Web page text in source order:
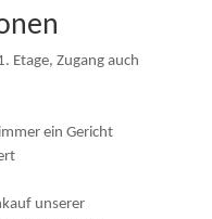
Etage, Zugang auch
ein Gericht
unserer